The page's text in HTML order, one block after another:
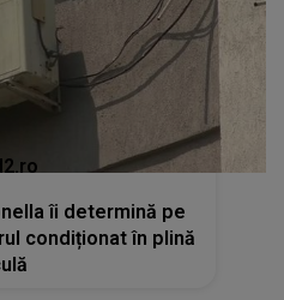
îi determină pe
condiționat în plină